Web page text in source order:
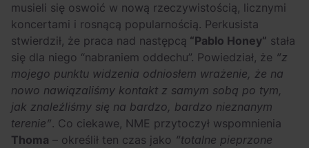
musieli się oswoić w nową rzeczywistością, licznymi
koncertami i rosnącą popularnością. Perkusista
stwierdził, że praca nad następcą “Pablo Honey” stała
się dla niego “nabraniem oddechu”. Powiedział, że “z
mojego punktu widzenia odniosłem wrażenie, że na
nowo nawiązaliśmy kontakt z samym sobą po tym,
jak znaleźliśmy się na bardzo, bardzo nieznanym
terenie”. Co ciekawe, NME przytoczył wspomnienia
Thoma – określił ten czas jako “totalne pieprzone